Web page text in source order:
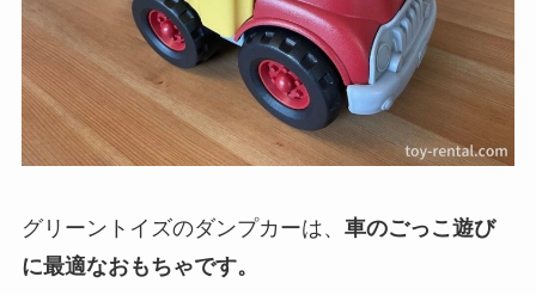
グリーントイズのダンプカーは、 車のごっこ遊び
に最適なおもちゃです。